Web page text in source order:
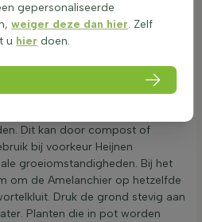
correct aan
ook wel krentenboompje
het najaar of in de vroege lente
bij milde temperaturen. Deze
tuin met een lichtzure,
Dit kan door compost of
bij voorkeur Heijnen
groeiomstandigheden. Bij het
om de Amelanchier op hetzelfde
Druk de grond stevig aan
Planten die in pot worden
gepersonaliseerde
weiger deze dan hier. Zelf
u hier doen.